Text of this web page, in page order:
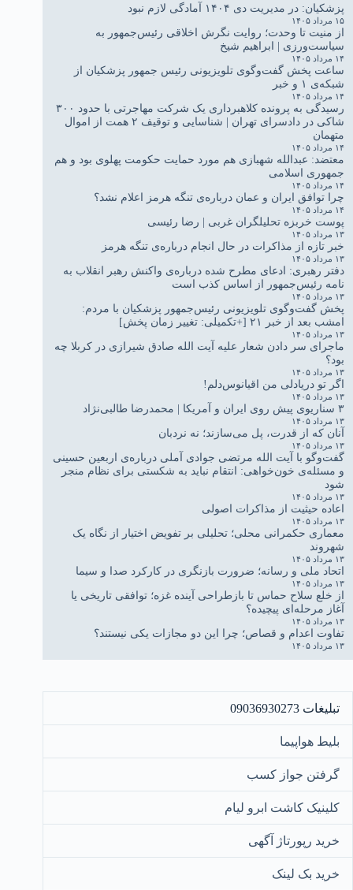
پزشکیان: در مدیریت دی ۱۴۰۴ آمادگی لازم نبود
۱۵ مرداد ۱۴۰۵
از منیت تا وحدت؛ روایت نگرش اخلاقی رئیس‌جمهور به
سیاست‌ورزی | ابراهیم شیخ
۱۴ مرداد ۱۴۰۵
ساعت پخش گفت‌وگوی تلویزیونی رئیس جمهور پزشکیان از
شبکه‌ی ۱ و خبر
۱۴ مرداد ۱۴۰۵
رسیدگی به پرونده کلاهبرداری یک شرکت مهاجرتی با حدود ۳۰۰
شاکی در دادسرای تهران | شناسایی و توقیف ۲ همت از اموال
متهمان
۱۴ مرداد ۱۴۰۵
معتضد: عبدالله شهبازی هم مورد حمایت حکومت پهلوی بود و هم
جمهوری اسلامی
۱۴ مرداد ۱۴۰۵
چرا توافق ایران و عمان درباره‌ی تنگه هرمز اعلام نشد؟
۱۴ مرداد ۱۴۰۵
پوست خربزه تحلیلگران غربی | رضا رئیسی
۱۳ مرداد ۱۴۰۵
خبر تازه از مذاکرات در حال انجام درباره‌ی تنگه هرمز
۱۳ مرداد ۱۴۰۵
دفتر رهبری: ادعای مطرح شده درباره‌ی واکنش رهبر انقلاب به
نامه رئیس‌جمهور از اساس کذب است
۱۳ مرداد ۱۴۰۵
پخش گفت‌وگوی تلویزیونی رئیس‌جمهور پزشکیان با مردم:
امشب بعد از خبر ۲۱ [+تکمیلی: تغییر زمان پخش]
۱۳ مرداد ۱۴۰۵
ماجرای سر دادن شعار علیه آیت الله صادق شیرازی در کربلا چه
بود؟
۱۳ مرداد ۱۴۰۵
اگر تو دریادلی من اقیانوس‌دلم!
۱۳ مرداد ۱۴۰۵
۳ سناریوی پیش روی ایران و آمریکا | محمدرضا طالبی‌نژاد
۱۳ مرداد ۱۴۰۵
آنان که از قدرت، پل می‌سازند؛ نه نردبان
۱۳ مرداد ۱۴۰۵
گفت‌وگو با آیت الله مرتضی جوادی آملی درباره‌ی اربعین حسینی
و مسئله‌ی خون‌خواهی: انتقام نباید به شکستی برای نظام منجر
شود
۱۳ مرداد ۱۴۰۵
اعاده حیثیت از مذاکرات اصولی
۱۳ مرداد ۱۴۰۵
معماری حکمرانی محلی؛ تحلیلی بر تفویض اختیار از نگاه یک
شهروند
۱۳ مرداد ۱۴۰۵
اتحاد ملی و رسانه؛ ضرورت بازنگری در کارکرد صدا و سیما
۱۳ مرداد ۱۴۰۵
از خلع سلاح حماس تا بازطراحی آینده غزه؛ توافقی تاریخی یا
آغاز مرحله‌ای پیچیده؟
۱۳ مرداد ۱۴۰۵
تفاوت اعدام و قصاص؛ چرا این دو مجازات یکی نیستند؟
۱۳ مرداد ۱۴۰۵
تبلیغات 09036930273
بلیط هواپیما
گرفتن جواز کسب
کلینیک کاشت ابرو لیام
خرید رپورتاژ آگهی
خرید بک لینک